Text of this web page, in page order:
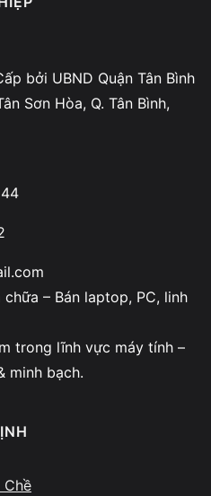
bị mờ màn hình
BIẾN
HP Pavilion, Asus VivoBook)
Asus ZenBook, Acer Swift)
tùy dòng máy, kích thước
linh kiện.
trung bình
bởi UBND Quận Tân Bình
Sơn Hòa, Q. Tân Bình,
chữa – Bán laptop, PC, linh
trong lĩnh vực máy tính –
minh bạch.
Chề